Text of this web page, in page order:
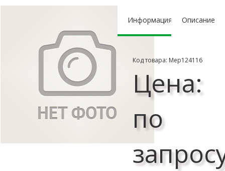
Информация Описание
Код товара: Мер124116
Цена:
по